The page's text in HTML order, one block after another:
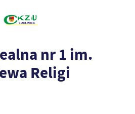
nr 1 im.
Religi